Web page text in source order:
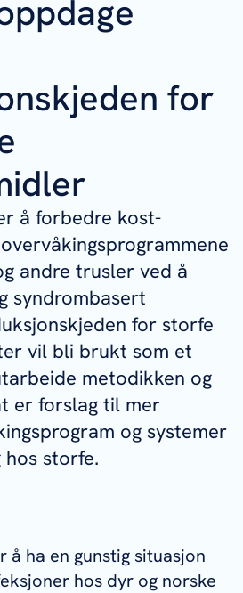
for
å forbedre kost-
andre trusler ved å
syndrombasert
for storfe
vil bli brukt som et
metodikken og
er forslag til mer
og systemer
storfe.
å ha en gunstig situasjon
hos dyr og norske